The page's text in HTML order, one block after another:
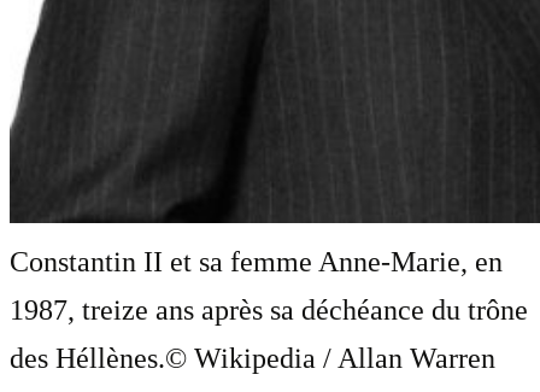
Constantin II et sa femme Anne-Marie, en
1987, treize ans après sa déchéance du trône
des Héllènes.© Wikipedia / Allan Warren